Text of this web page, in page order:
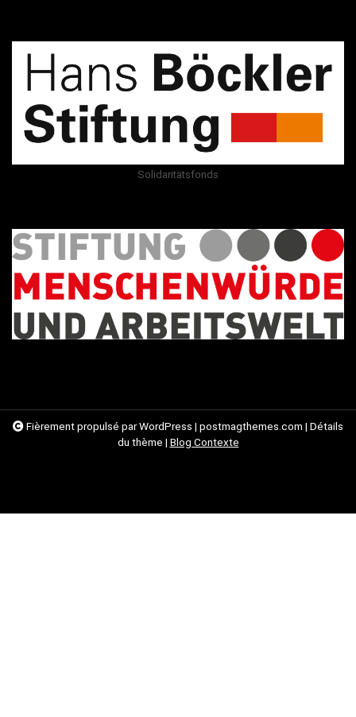
Solidaritätsfonds
Fièrement propulsé par WordPress | postmagthemes.com | Détails
du thème | Blog Contexte